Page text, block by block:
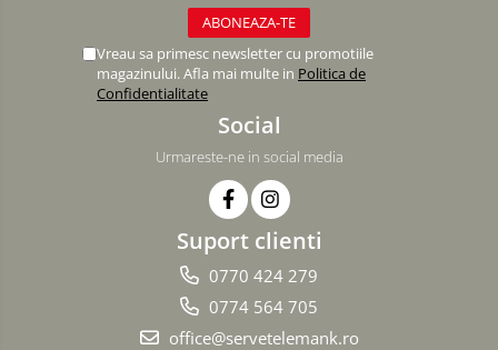
Vreau sa primesc newsletter cu promotiile
magazinului. Afla mai multe in Politica de
Confidentialitate
Social
Urmareste-ne in social media
Suport clienti
0770 424 279
0774 564 705
office@servetelemank.ro